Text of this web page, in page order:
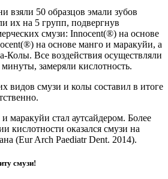
взяли 50 образцов эмали зубов
их на 5 групп, подвергнув
смузи: Innocent(®) на основе
на основе манго и маракуйи, а
Колы. Все воздействия осуществляли
замеряли кислотность.
видов смузи и колы составил в итоге
маракуйи стал аутсайдером. Более
кислотности оказался смузи на
(Eur Arch Paediatr Dent. 2014).
смузи!